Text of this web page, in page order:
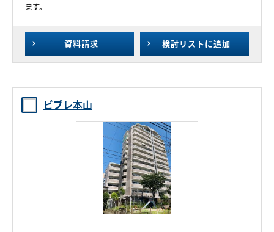
資料請求 検討リストに追加
ます。
ビブレ本山